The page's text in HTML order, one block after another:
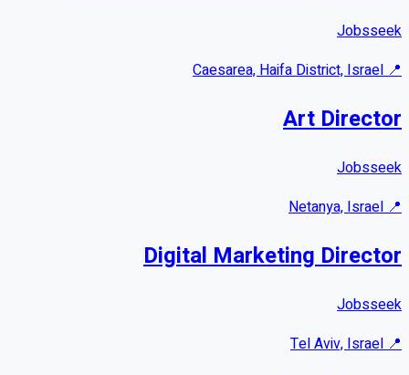
Jobsseek
📍
Caesarea, Haifa District, Israel
Art Director
Jobsseek
📍
Netanya, Israel
Digital Marketing Director
Jobsseek
📍
Tel Aviv, Israel